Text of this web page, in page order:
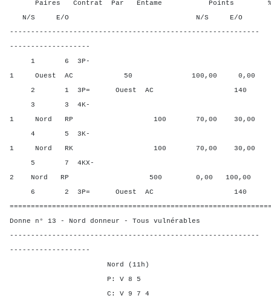
Paires Contrat Par Entame Points %
N/S E/O N/S E/O N/
-----------------------------------------------------------
-------------------
1 6 3P-
1 Ouest AC 50 100,00 0,00
2 1 3P= Ouest AC 140
3 3 4K-
1 Nord RP 100 70,00 30,00
4 5 3K-
1 Nord RK 100 70,00 30,00
5 7 4KX-
2 Nord RP 500 0,00 100,00
6 2 3P= Ouest AC 140
Donne n° 13 - Nord donneur - Tous vulnérables
-----------------------------------------------------------
-------------------
Nord (11h)
P: V 8 5
C: V 9 7 4